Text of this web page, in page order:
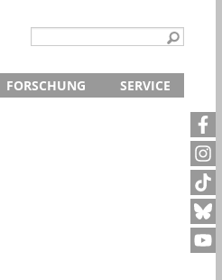
FORSCHUNG
SERVICE
Archivanfrage
Kurze Information